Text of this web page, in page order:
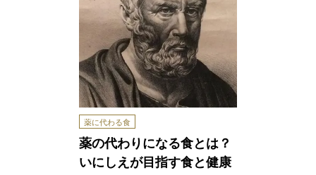
薬に代わる食
薬の代わりになる食とは？
いにしえが目指す食と健康